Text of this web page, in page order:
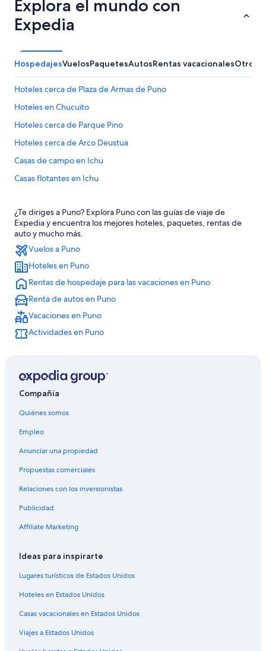
Explora el mundo con
Expedia
HospedajesVuelosPaquetesAutosRentas vacacionalesOtros
Hoteles cerca de Plaza de Armas de Puno
Hoteles en Chucuito
Hoteles cerca de Parque Pino
Hoteles cerca de Arco Deustua
Casas de campo en Ichu
Casas flotantes en Ichu
Hoteles en Ichu
Hoteles cerca de Yavarí
Hoteles en Huata
Hoteles en Paucarcolla
Hoteles 3 estrellas en Ácora
Hoteles 4 estrellas en Ácora
Casas de huéspedes en Ácora
Hoteles en Ácora
Hoteles cerca de Mirador Puma Uta
Hoteles cerca de Universidad Nacional del Altiplano
Hoteles cerca de Puerto de Puno
Hoteles en Mañazo
Hoteles cerca de Playa Chifron
Hoteles 3 estrellas en Llachon
¿Te diriges a Puno? Explora Puno con las guías de viaje de
Expedia y encuentra los mejores hoteles, paquetes, rentas de
auto y mucho más.
Vuelos a Puno
Hoteles en Puno
Rentas de hospedaje para las vacaciones en Puno
Renta de autos en Puno
Vacaciones en Puno
Actividades en Puno
Compañía
Quiénes somos
Empleo
Anunciar una propiedad
Propuestas comerciales
Relaciones con los inversionistas
Publicidad
Affiliate Marketing
Ideas para inspirarte
Lugares turísticos de Estados Unidos
Hoteles en Estados Unidos
Casas vacacionales en Estados Unidos
Viajes a Estados Unidos